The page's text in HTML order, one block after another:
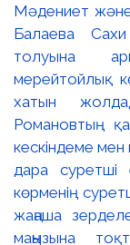
Мәдениет
Балаева
толуына
мерейтойлық
хатын
Романовтың
кескіндеме
дара суретші
көрменің
жаңаша
маңызына